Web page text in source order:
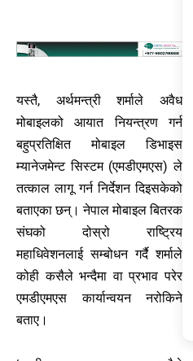
यस्तै, अर्थमन्त्री शर्माले अवैध
मोबाइलको आयात नियन्त्रण गर्न
बहुप्रतिक्षित मोबाइल डिभाइस
म्यानेजमेन्ट सिस्टम (एमडीएमएस) ले
तत्काल लागू गर्न निर्देशन दिइसकेको
बताएका छन्। नेपाल मोबाइल बितरक
संघको दोस्रो राष्ट्रिय
महाधिवेशनलाई सम्बोधन गर्दै शर्माले
कोही कसैले भन्दैमा वा प्रभाव परेर
एमडीएमएस कार्यान्वयन नरोकिने
बताए।